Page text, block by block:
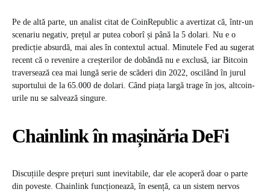
Pe de altă parte, un analist citat de CoinRepublic a avertizat că, într-un
scenariu negativ, prețul ar putea coborî și până la 5 dolari. Nu e o
predicție absurdă, mai ales în contextul actual. Minutele Fed au sugerat
recent că o revenire a creșterilor de dobândă nu e exclusă, iar Bitcoin
traversează cea mai lungă serie de scăderi din 2022, oscilând în jurul
suportului de la 65.000 de dolari. Când piața largă trage în jos, altcoin-
urile nu se salvează singure.
Chainlink în mașinăria DeFi
Discuțiile despre prețuri sunt inevitabile, dar ele acoperă doar o parte
din poveste. Chainlink funcționează, în esență, ca un sistem nervos